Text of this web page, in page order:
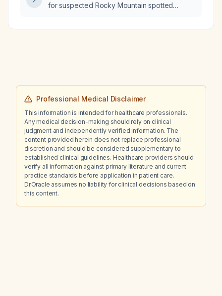
for suspected Rocky Mountain spotted
Professional Medical Disclaimer
This information is intended for healthcare professionals.
Any medical decision-making should rely on clinical
judgment and independently verified information. The
content provided herein does not replace professional
discretion and should be considered supplementary to
established clinical guidelines. Healthcare providers should
verify all information against primary literature and current
practice standards before application in patient care.
Dr.Oracle assumes no liability for clinical decisions based on
this content.